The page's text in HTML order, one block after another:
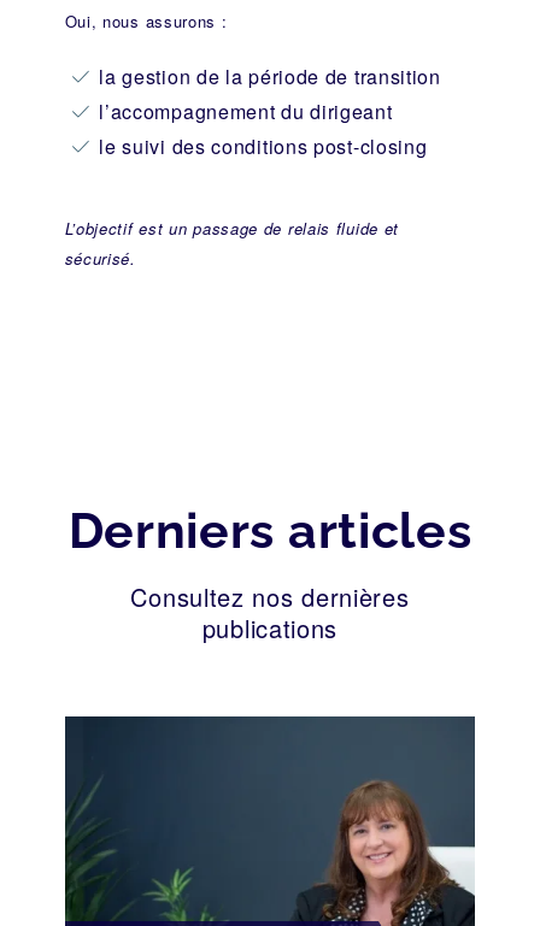
Oui, nous assurons :
la gestion de la période de transition
l’accompagnement du dirigeant
le suivi des conditions post-closing
L’objectif est un passage de relais fluide et
sécurisé.
Derniers articles
Consultez nos dernières
publications